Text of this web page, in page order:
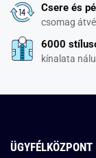
Csere és
csomag
6000
kínalata
ÜGYFÉLKÖZPONT